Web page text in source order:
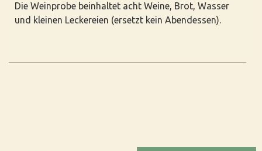
Die Weinprobe beinhaltet acht Weine, Brot, Wasser
und kleinen Leckereien (ersetzt kein Abendessen).